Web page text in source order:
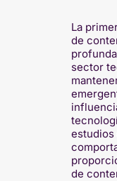
La
de
sector
estudios
de